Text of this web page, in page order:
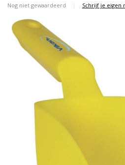
Nog niet gewaardeerd | Schrijf je eigen